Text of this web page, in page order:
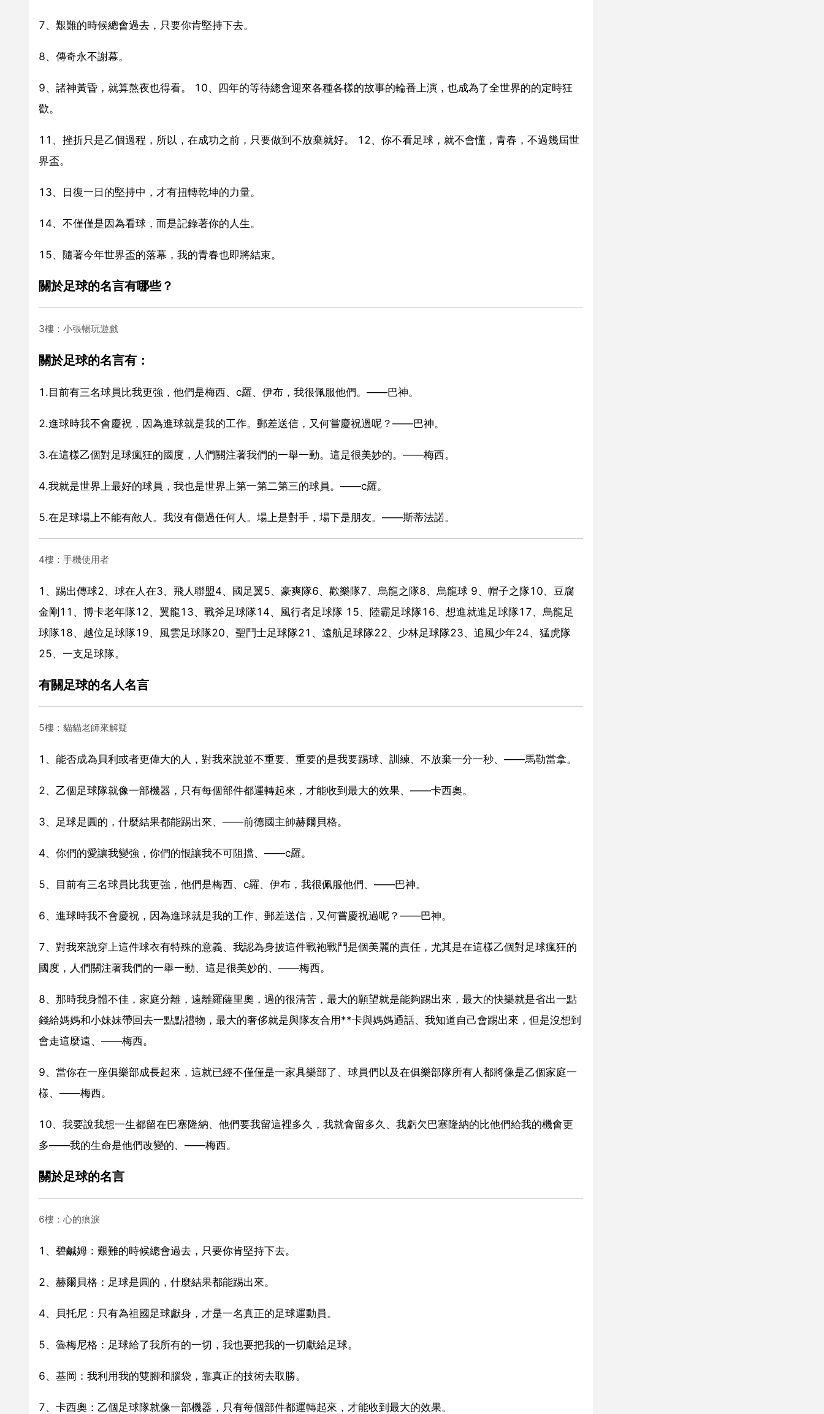
7、艱難的時候總會過去，只要你肯堅持下去。
8、傳奇永不謝幕。
9、諸神黃昏，就算熬夜也得看。 10、四年的等待總會迎來各種各樣的故事的輪番上演，也成為了全世界的的定時狂
歡。
11、挫折只是乙個過程，所以，在成功之前，只要做到不放棄就好。 12、你不看足球，就不會懂，青春，不過幾屆世
界盃。
13、日復一日的堅持中，才有扭轉乾坤的力量。
14、不僅僅是因為看球，而是記錄著你的人生。
15、隨著今年世界盃的落幕，我的青春也即將結束。
關於足球的名言有哪些？
3樓：小張暢玩遊戲
關於足球的名言有：
1.目前有三名球員比我更強，他們是梅西、c羅、伊布，我很佩服他們。——巴神。
2.進球時我不會慶祝，因為進球就是我的工作。郵差送信，又何嘗慶祝過呢？——巴神。
3.在這樣乙個對足球瘋狂的國度，人們關注著我們的一舉一動。這是很美妙的。——梅西。
4.我就是世界上最好的球員，我也是世界上第一第二第三的球員。——c羅。
5.在足球場上不能有敵人。我沒有傷過任何人。場上是對手，場下是朋友。——斯蒂法諾。
4樓：手機使用者
1、踢出傳球2、球在人在3、飛人聯盟4、國足翼5、豪爽隊6、歡樂隊7、烏龍之隊8、烏龍球 9、帽子之隊10、豆腐
金剛11、博卡老年隊12、翼龍13、戰斧足球隊14、風行者足球隊 15、陸霸足球隊16、想進就進足球隊17、烏龍足
球隊18、越位足球隊19、風雲足球隊20、聖鬥士足球隊21、遠航足球隊22、少林足球隊23、追風少年24、猛虎隊
25、一支足球隊。
有關足球的名人名言
5樓：貓貓老師來解疑
1、能否成為貝利或者更偉大的人，對我來說並不重要、重要的是我要踢球、訓練、不放棄一分一秒、——馬勒當拿。
2、乙個足球隊就像一部機器，只有每個部件都運轉起來，才能收到最大的效果、——卡西奧。
3、足球是圓的，什麼結果都能踢出來、——前德國主帥赫爾貝格。
4、你們的愛讓我變強，你們的恨讓我不可阻擋、——c羅。
5、目前有三名球員比我更強，他們是梅西、c羅、伊布，我很佩服他們、——巴神。
6、進球時我不會慶祝，因為進球就是我的工作、郵差送信，又何嘗慶祝過呢？——巴神。
7、對我來說穿上這件球衣有特殊的意義、我認為身披這件戰袍戰鬥是個美麗的責任，尤其是在這樣乙個對足球瘋狂的
國度，人們關注著我們的一舉一動、這是很美妙的、——梅西。
8、那時我身體不佳，家庭分離，遠離羅薩里奧，過的很清苦，最大的願望就是能夠踢出來，最大的快樂就是省出一點
錢給媽媽和小妹妹帶回去一點點禮物，最大的奢侈就是與隊友合用**卡與媽媽通話、我知道自己會踢出來，但是沒想到
會走這麼遠、——梅西。
9、當你在一座俱樂部成長起來，這就已經不僅僅是一家具樂部了、球員們以及在俱樂部隊所有人都將像是乙個家庭一
樣、——梅西。
10、我要說我想一生都留在巴塞隆納、他們要我留這裡多久，我就會留多久、我虧欠巴塞隆納的比他們給我的機會更
多——我的生命是他們改變的、——梅西。
關於足球的名言
6樓：心的痕淚
1、碧鹹姆：艱難的時候總會過去，只要你肯堅持下去。
2、赫爾貝格：足球是圓的，什麼結果都能踢出來。
4、貝托尼：只有為祖國足球獻身，才是一名真正的足球運動員。
5、魯梅尼格：足球給了我所有的一切，我也要把我的一切獻給足球。
6、基岡：我利用我的雙腳和腦袋，靠真正的技術去取勝。
7、卡西奧：乙個足球隊就像一部機器，只有每個部件都運轉起來，才能收到最大的效果。